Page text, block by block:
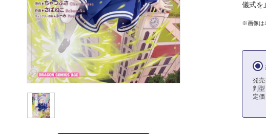
儀式を
※画像は
発
判
定